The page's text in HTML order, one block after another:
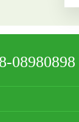
08980898